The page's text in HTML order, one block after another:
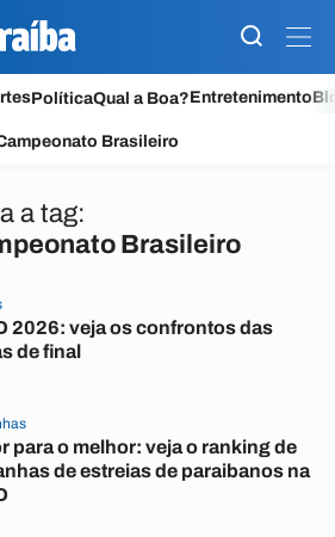
PolíticaQual a Boa?Entretenimento
Brasileiro
a tag:
Brasileiro
2026: veja os confrontos das
de final
para o melhor: veja o ranking de
de estreias de paraibanos na